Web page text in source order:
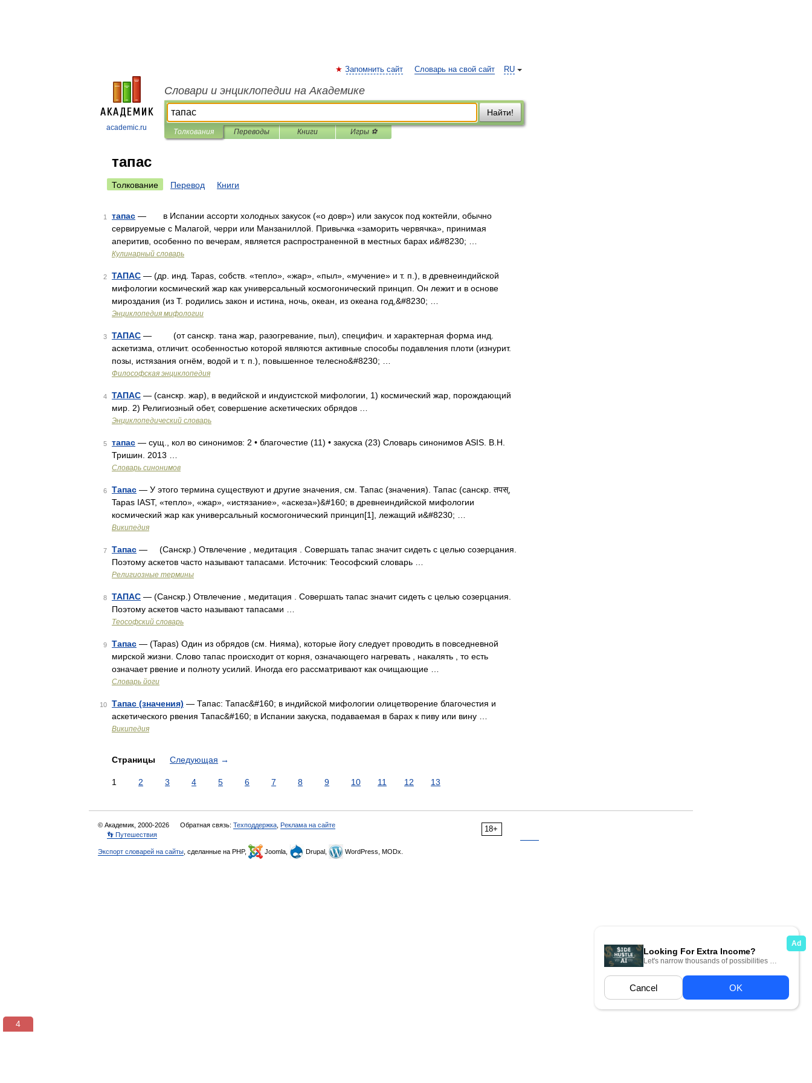
academic.ru
RU
Запомнить сайт Словарь на свой сайт
Словари и энциклопедии на Академике
Найти!
Толкования Переводы Книги Игры ⚽
тапас
Толкование Перевод Книги
1 тапас — в Испании ассорти холодных закусок («о довр») или закусок под коктейли, обычно
сервируемые с Малагой, черри или Манзаниллой. Привычка «заморить червячка», принимая
аперитив, особенно по вечерам, является распространенной в местных барах и&#8230; …
Кулинарный словарь
2 ТАПАС — (др. инд. Tapas, собств. «тепло», «жар», «пыл», «мучение» и т. п.), в древнеиндийской
мифологии космический жар как универсальный космогонический принцип. Он лежит и в основе
мироздания (из Т. родились закон и истина, ночь, океан, из океана год,&#8230; …
Энциклопедия мифологии
3 ТАПАС — (от санскр. тана жар, разогревание, пыл), специфич. и характерная форма инд.
аскетизма, отличит. особенностью которой являются активные способы подавления плоти (изнурит.
позы, истязания огнём, водой и т. п.), повышенное телесно&#8230; …
Философская энциклопедия
4 ТАПАС — (санскр. жар), в ведийской и индуистской мифологии, 1) космический жар, порождающий
мир. 2) Религиозный обет, совершение аскетических обрядов …
Энциклопедический словарь
5 тапас — сущ., кол во синонимов: 2 • благочестие (11) • закуска (23) Словарь синонимов ASIS. В.Н.
Тришин. 2013 …
Словарь синонимов
6 Тапас — У этого термина существуют и другие значения, см. Тапас (значения). Тапас (санскр. तपस्,
Tapas IAST, «тепло», «жар», «истязание», «аскеза»)&#160; в древнеиндийской мифологии
космический жар как универсальный космогонический принцип[1], лежащий и&#8230; …
Википедия
7 Тапас — (Санскр.) Отвлечение , медитация . Совершать тапас значит сидеть с целью созерцания.
Поэтому аскетов часто называют тапасами. Источник: Теософский словарь …
Религиозные термины
8 ТАПАС — (Санскр.) Отвлечение , медитация . Совершать тапас значит сидеть с целью созерцания.
Поэтому аскетов часто называют тапасами …
Теософский словарь
9 Тапас — (Tapas) Один из обрядов (см. Нияма), которые йогу следует проводить в повседневной
мирской жизни. Слово тапас происходит от корня, означающего нагревать , накалять , то есть
означает рвение и полноту усилий. Иногда его рассматривают как очищающие …
Словарь йоги
10 Тапас (значения) — Тапас: Тапас&#160; в индийской мифологии олицетворение благочестия и
аскетического рвения Тапас&#160; в Испании закуска, подаваемая в барах к пиву или вину …
Википедия
Страницы Следующая →
1 2 3 4 5 6 7 8 9 10 11 12 13
18+
© Академик, 2000-2026 Обратная связь: Техподдержка Реклама на сайте
👣 Путешествия
Экспорт словарей на сайты , сделанные на PHP, Joomla, Drupal, WordPress, MODx.
3